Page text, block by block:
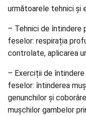
următoarele tehnici și
– Tehnici de întindere
feselor: respirația
controlate, aplicarea
– Exerciții de
feselor: întinderea
genunchilor și
mușchilor gambelor